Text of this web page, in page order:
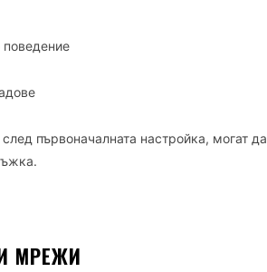
поведение
първоначалната настройка, могат да
МРЕЖИ